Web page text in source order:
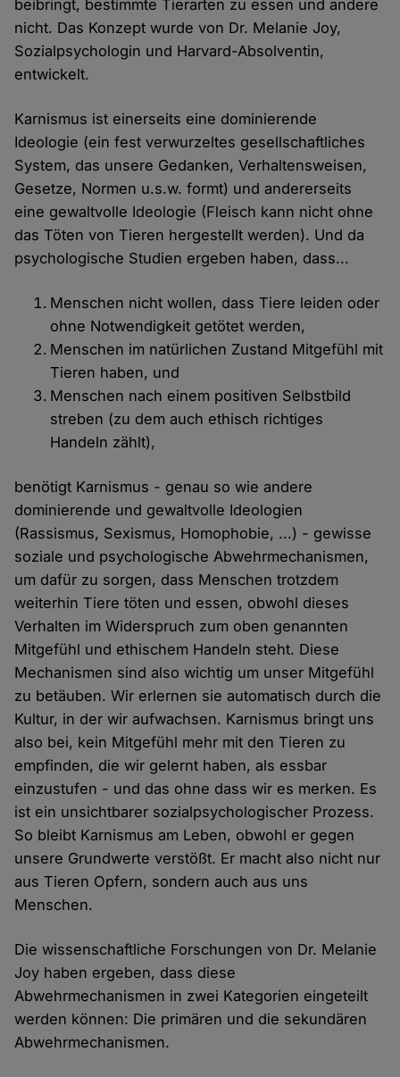
beibringt, bestimmte Tierarten zu essen und andere
nicht. Das Konzept wurde von Dr. Melanie Joy,
Sozialpsychologin und Harvard-Absolventin,
entwickelt.
Karnismus ist einerseits eine dominierende
Ideologie (ein fest verwurzeltes gesellschaftliches
System, das unsere Gedanken, Verhaltensweisen,
Gesetze, Normen u.s.w. formt) und andererseits
eine gewaltvolle Ideologie (Fleisch kann nicht ohne
das Töten von Tieren hergestellt werden). Und da
psychologische Studien ergeben haben, dass...
Menschen nicht wollen, dass Tiere leiden oder
ohne Notwendigkeit getötet werden,
Menschen im natürlichen Zustand Mitgefühl mit
Tieren haben, und
Menschen nach einem positiven Selbstbild
streben (zu dem auch ethisch richtiges
Handeln zählt),
benötigt Karnismus - genau so wie andere
dominierende und gewaltvolle Ideologien
(Rassismus, Sexismus, Homophobie, ...) - gewisse
soziale und psychologische Abwehrmechanismen,
um dafür zu sorgen, dass Menschen trotzdem
weiterhin Tiere töten und essen, obwohl dieses
Verhalten im Widerspruch zum oben genannten
Mitgefühl und ethischem Handeln steht. Diese
Mechanismen sind also wichtig um unser Mitgefühl
zu betäuben. Wir erlernen sie automatisch durch die
Kultur, in der wir aufwachsen. Karnismus bringt uns
also bei, kein Mitgefühl mehr mit den Tieren zu
empfinden, die wir gelernt haben, als essbar
einzustufen - und das ohne dass wir es merken. Es
ist ein unsichtbarer sozialpsychologischer Prozess.
So bleibt Karnismus am Leben, obwohl er gegen
unsere Grundwerte verstößt. Er macht also nicht nur
aus Tieren Opfern, sondern auch aus uns
Menschen.
Die wissenschaftliche Forschungen von Dr. Melanie
Joy haben ergeben, dass diese
Abwehrmechanismen in zwei Kategorien eingeteilt
werden können: Die primären und die sekundären
Abwehrmechanismen.